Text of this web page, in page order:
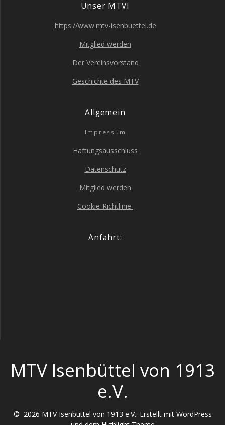
Unser MTVI
https://www.mtv-isenbuettel.de
Mit­glied werden
Der Ver­eins­vor­stand
Geschich­te des MTV
All­ge­mein
Impres­sum
Haf­tungs­aus­schluss
Daten­schutz
Mit­glied werden
Coo­kie-Richt­li­nie
Anfahrt:
MTV Isenbüttel von 1913
e.V.
© 2026 MTV Isenbüttel von 1913 e.V.. Erstellt mit WordPress